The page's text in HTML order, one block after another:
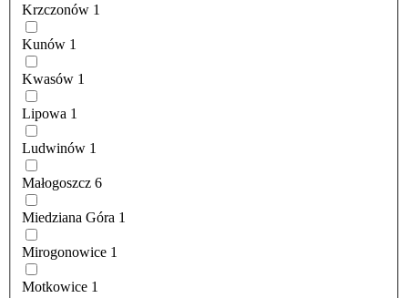
Krzczonów 1
Kunów 1
Kwasów 1
Lipowa 1
Ludwinów 1
Małogoszcz 6
Miedziana Góra 1
Mirogonowice 1
Motkowice 1